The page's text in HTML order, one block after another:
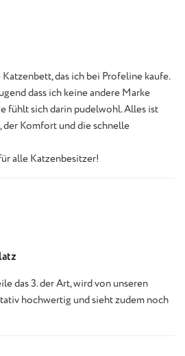
das ich bei Profeline kaufe.
dass ich keine andere Marke
fühlt sich darin pudelwohl. Alles ist
Komfort und die schnelle
alle Katzenbesitzer!
das 3. der Art, wird von unseren
hochwertig und sieht zudem noch